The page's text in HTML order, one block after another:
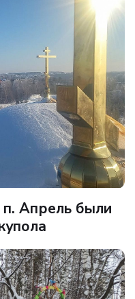
Апрель были